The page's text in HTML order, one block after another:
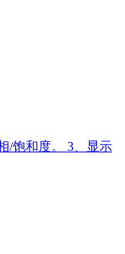
/饱和度。 3、显示